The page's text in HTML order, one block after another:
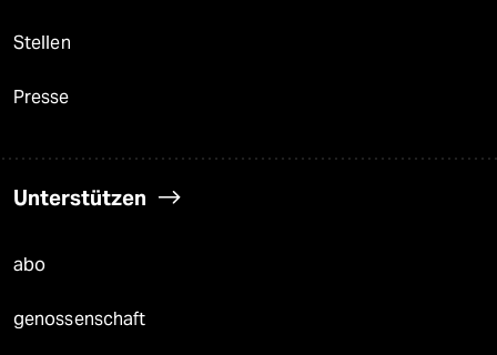
Stellen
Presse
Unterstützen
abo
genossenschaft